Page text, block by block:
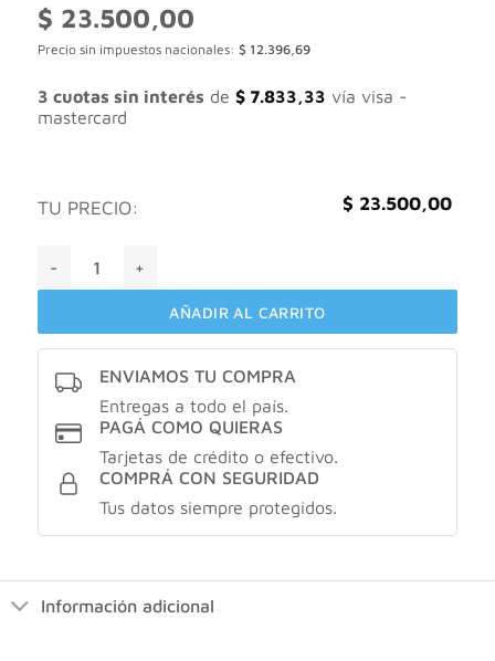
$ 23.500,00
Precio sin impuestos nacionales: $ 12.396,69
3 cuotas sin interés de $7.833,33 vía visa -
mastercard
TU PRECIO: $ 23.500,00
AÑADIR AL CARRITO
ENVIAMOS TU COMPRA
Entregas a todo el país.
PAGÁ COMO QUIERAS
Tarjetas de crédito o efectivo.
COMPRÁ CON SEGURIDAD
Tus datos siempre protegidos.
Información adicional